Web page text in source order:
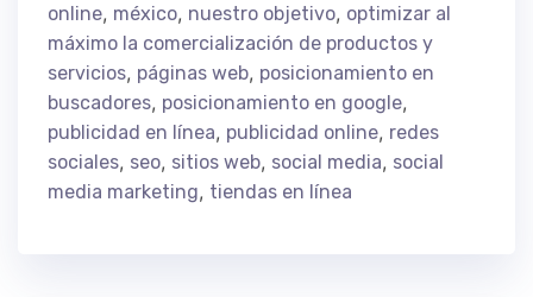
online, méxico, nuestro objetivo, optimizar al
máximo la comercialización de productos y
servicios, páginas web, posicionamiento en
buscadores, posicionamiento en google,
publicidad en línea, publicidad online, redes
sociales, seo, sitios web, social media, social
media marketing, tiendas en línea